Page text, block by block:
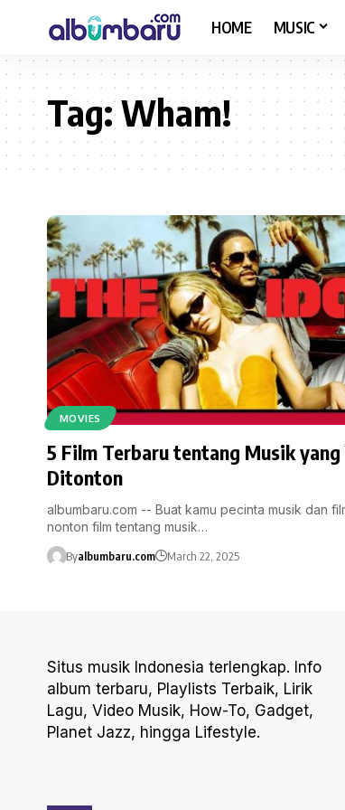
HOME MUSIC
Tag:Wham!
MOVIES
5 Film Terbaru tentang Musik
Ditonton
albumbaru.com -- Buat kamu pecinta musik dan
nonton film tentang musik…
Byalbumbaru.com March 22, 2025
Situs musik Indonesia terlengkap. Info
album terbaru, Playlists Terbaik, Lirik
Lagu, Video Musik, How-To, Gadget,
Planet Jazz, hingga Lifestyle.